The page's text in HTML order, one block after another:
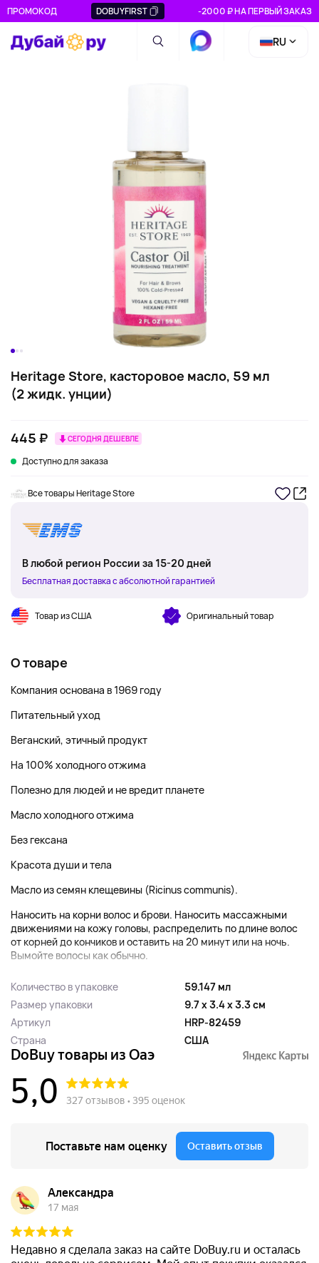
ПРОМОКОД DOBUYFIRST -2000 ₽ НА ПЕРВЫЙ ЗАКАЗ
RU
Heritage Store, касторовое масло, 59 мл
(2 жидк. унции)
445 ₽ СЕГОДНЯ ДЕШЕВЛЕ
Доступно для заказа
Все товары Heritage Store
В любой регион России за 15-20 дней
Бесплатная доставка с абсолютной гарантией
Товар из США Оригинальный товар
О товаре
Компания основана в 1969 году
Питательный уход
Веганский, этичный продукт
На 100% холодного отжима
Полезно для людей и не вредит планете
Масло холодного отжима
Без гексана
Красота души и тела
Масло из семян клещевины (Ricinus communis).
Наносить на корни волос и брови. Наносить массажными
движениями на кожу головы, распределить по длине волос
от корней до кончиков и оставить на 20 минут или на ночь.
Вымойте волосы как обычно.
Количество в упаковке
59.147 мл
Размер упаковки
9.7 x 3.4 x 3.3 см
Артикул
HRP-82459
Страна
США